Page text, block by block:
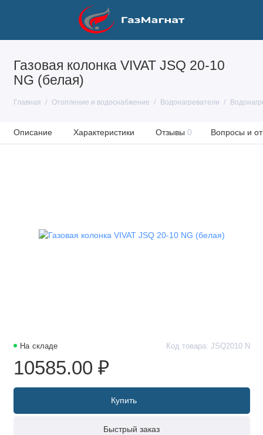
Газовая колонка VIVAT JSQ 20-10
NG (белая)
Главная Отопление и водоснабжение Водонагреватели
Описание Характеристики Отзывы 0 Вопросы и
На складе Код товара: JSQ2010 N
10585.00 ₽
Купить
Быстрый заказ